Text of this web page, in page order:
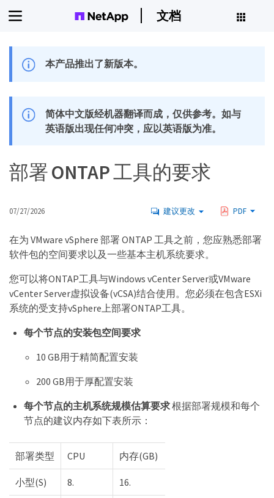
文档
本产品推出了新版本。
简体中文版经机器翻译而成，仅供参考。如与
英语版出现任何冲突，应以英语版为准。
部署 ONTAP 工具的要求
07/27/2026 建议更改 PDF
在为 VMware vSphere 部署 ONTAP 工具之前，您应熟悉部署
软件包的空间要求以及一些基本主机系统要求。
您可以将ONTAP工具与Windows vCenter Server或VMware
vCenter Server虚拟设备(vCSA)结合使用。您必须在包含ESXi
系统的受支持vSphere上部署ONTAP工具。
每个节点的安装包空间要求
10 GB用于精简配置安装
200 GB用于厚配置安装
每个节点的主机系统规模估算要求根据部署规模和每个
节点的建议内存如下表所示：
部署类型 CPU 内存(GB)
小型(S) 8. 16.